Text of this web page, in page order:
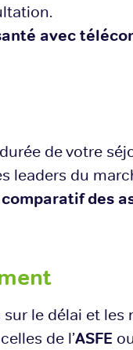
avec
de votre
leaders du
comparatif des
le délai et
de l’ASFE